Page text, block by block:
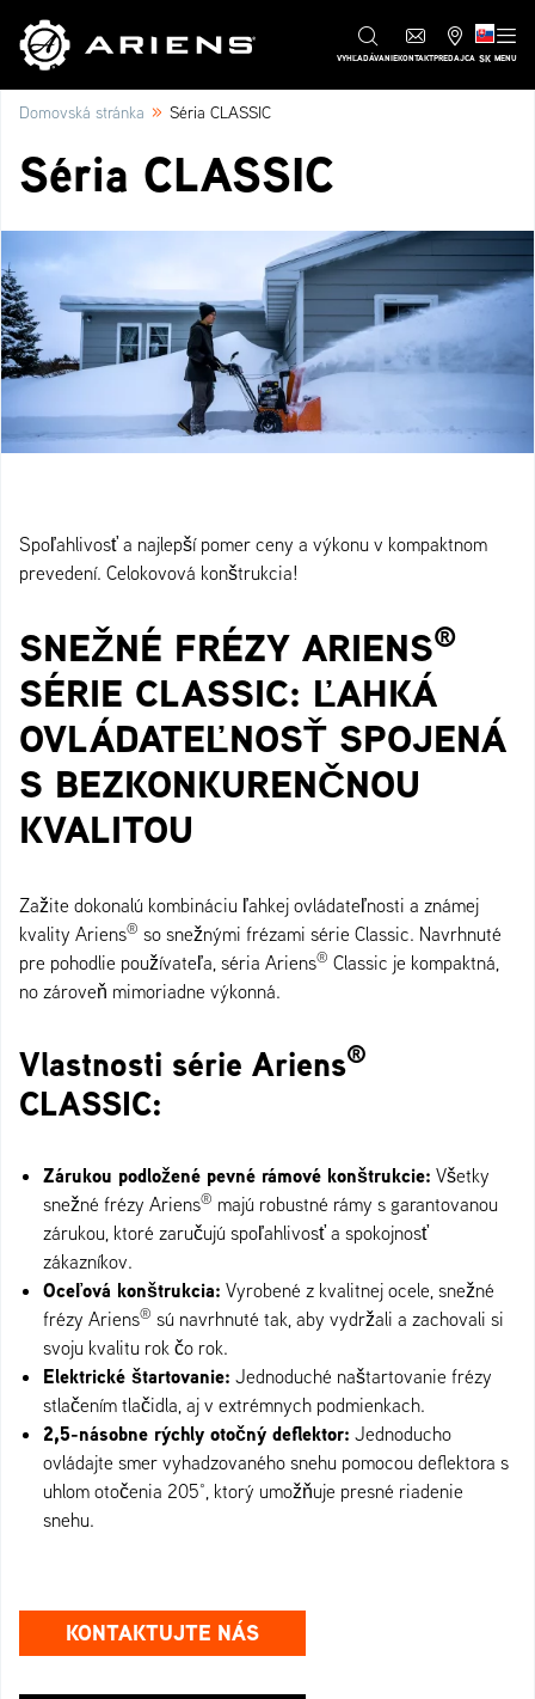
VYHĽADÁVANIEKONTAKTPREDAJCA SK MENU
Domovská stránka » Séria CLASSIC
Séria CLASSIC
Spoľahlivosť a najlepší pomer ceny a výkonu v kompaktnom
prevedení. Celokovová konštrukcia!
SNEŽNÉ FRÉZY ARIENS®
SÉRIE CLASSIC: ĽAHKÁ
OVLÁDATEĽNOSŤ SPOJENÁ
S BEZKONKURENČNOU
KVALITOU
Zažite dokonalú kombináciu ľahkej ovládateľnosti a známej
kvality Ariens® so snežnými frézami série Classic. Navrhnuté
pre pohodlie používateľa, séria Ariens® Classic je kompaktná,
no zároveň mimoriadne výkonná.
Vlastnosti série Ariens®
CLASSIC:
Zárukou podložené pevné rámové konštrukcie: Všetky
snežné frézy Ariens® majú robustné rámy s garantovanou
zárukou, ktoré zaručujú spoľahlivosť a spokojnosť
zákazníkov.
Oceľová konštrukcia: Vyrobené z kvalitnej ocele, snežné
frézy Ariens® sú navrhnuté tak, aby vydržali a zachovali si
svoju kvalitu rok čo rok.
Elektrické štartovanie: Jednoduché naštartovanie frézy
stlačením tlačidla, aj v extrémnych podmienkach.
2,5-násobne rýchly otočný deflektor: Jednoducho
ovládajte smer vyhadzovaného snehu pomocou deflektora s
uhlom otočenia 205°, ktorý umožňuje presné riadenie
snehu.
KONTAKTUJTE NÁS